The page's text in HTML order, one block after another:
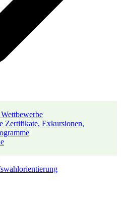
Zertifikate, Exkursionen,